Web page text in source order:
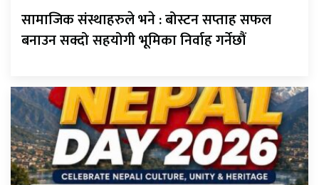
सामाजिक संस्थाहरुले भने : बोस्टन सप्ताह सफल
बनाउन सक्दो सहयोगी भूमिका निर्वाह गर्नेछौं